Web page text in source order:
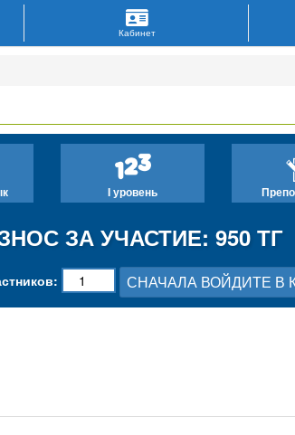
I уровень
ЗА УЧАСТИЕ: 950 ТГ
СНАЧАЛА ВОЙДИТЕ В